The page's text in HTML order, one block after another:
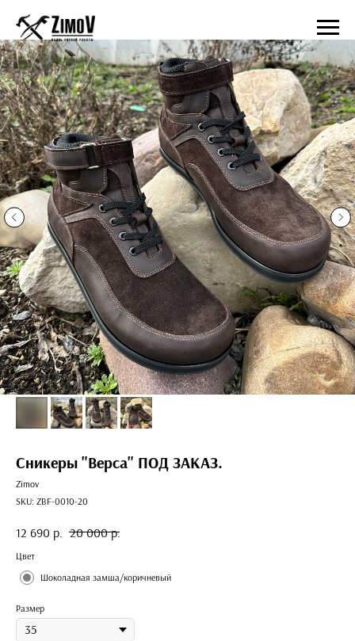
Сникеры "Верса" ПОД ЗАКАЗ.
Zimov
SKU: ZBF-0010-20
12 690 р. 20 000р.
Цвет
Шоколадная замша/коричневый
Размер